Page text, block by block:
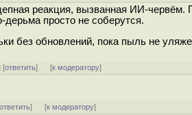
реакция, вызванная ИИ-червём.
дерьма просто не соберутся.
без обновлений, пока пыль не
[ответить] [к модератору]
ответить] [к модератору]